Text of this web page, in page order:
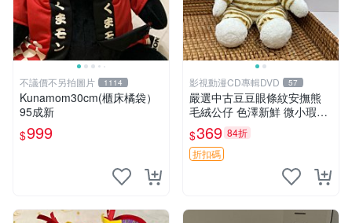
不議價不另拍圖片 1114
Kunamom30cm(櫃床橘袋）
95成新
$999
影視動漫CD專輯DVD 57
嚴選中古豆豆眼條紋安撫熊
毛絨公仔 色澤新鮮 微小瑕疵
可收藏 中古 安撫熊 條紋公仔
$369 84折
折扣碼